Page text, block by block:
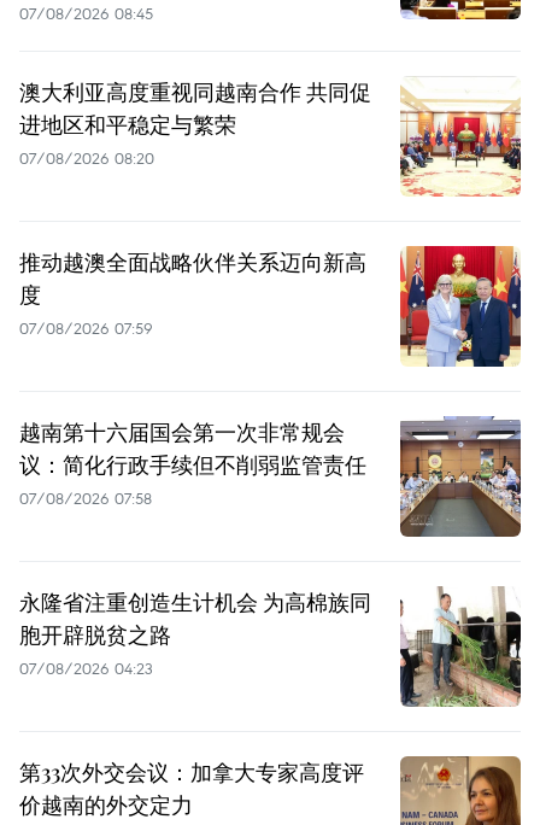
07/08/2026 08:45
澳大利亚高度重视同越南合作 共同促
进地区和平稳定与繁荣
07/08/2026 08:20
推动越澳全面战略伙伴关系迈向新高
度
07/08/2026 07:59
越南第十六届国会第一次非常规会
议：简化行政手续但不削弱监管责任
07/08/2026 07:58
永隆省注重创造生计机会 为高棉族同
胞开辟脱贫之路
07/08/2026 04:23
第33次外交会议：加拿大专家高度评
价越南的外交定力